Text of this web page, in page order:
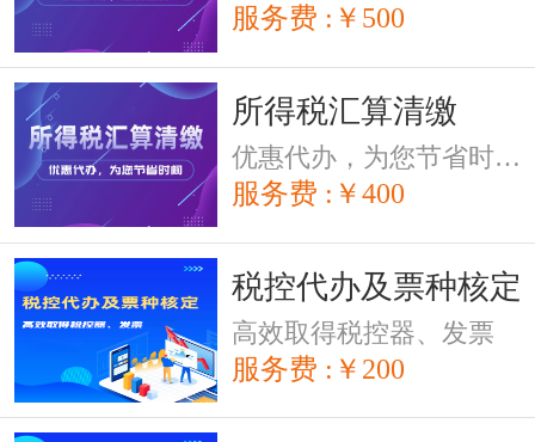
服务费 :￥500
所得税汇算清缴
优惠代办，为您节省时间。
服务费 :￥400
税控代办及票种核定
高效取得税控器、发票
服务费 :￥200